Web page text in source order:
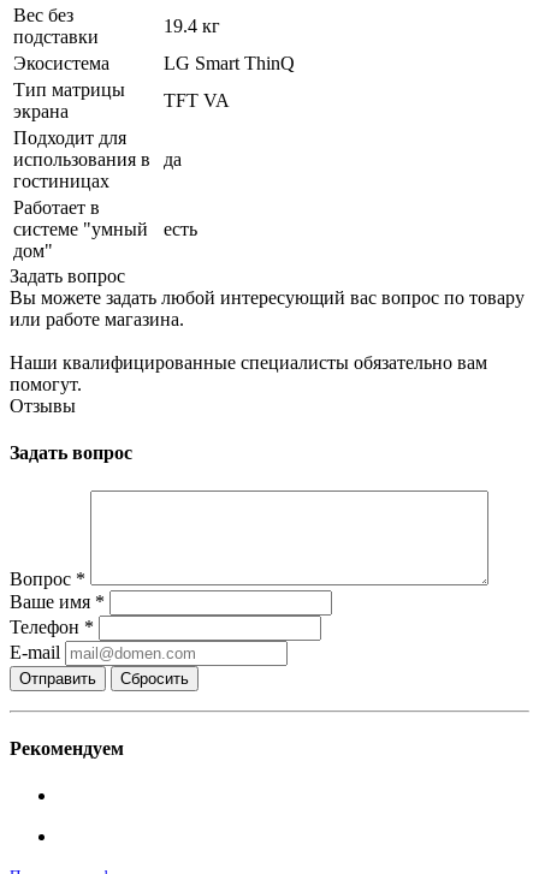
Вес без
подставки
19.4 кг
Экосистема
LG Smart ThinQ
Тип матрицы
экрана
TFT VA
Подходит для
использования в
гостиницах
да
Работает в
системе "умный
дом"
есть
Задать вопрос
Вы можете задать любой интересующий вас вопрос по товару
или работе магазина.
Наши квалифицированные специалисты обязательно вам
помогут.
Отзывы
Задать вопрос
Вопрос *
Ваше имя *
Телефон *
E-mail
Сбросить
Рекомендуем